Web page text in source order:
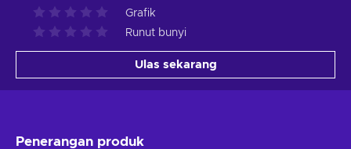
Grafik
Runut bunyi
Ulas sekarang
Penerangan produk